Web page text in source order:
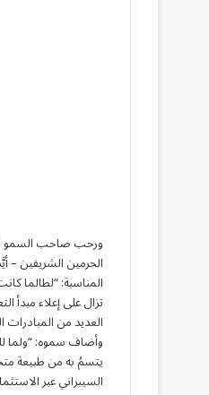
ورحب صاحب السمو
المناسبة: “لطالما
تزال على إعلاء مبدأ
العديد من المبادرات
وأضاف سموه: “ولما
يتسمُ به من طبيعة
السيبراني عبر